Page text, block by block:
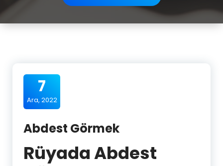
7
Ara, 2022
Abdest Görmek
Rüyada Abdest